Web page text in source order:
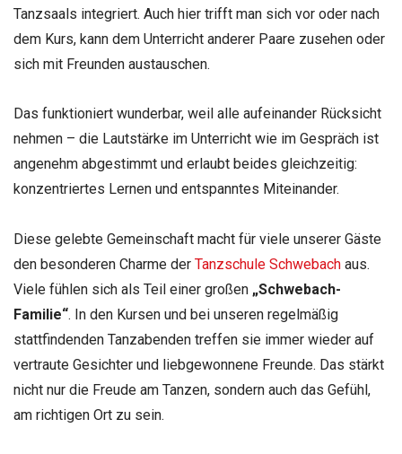
Tanzsaals integriert. Auch hier trifft man sich vor oder nach
dem Kurs, kann dem Unterricht anderer Paare zusehen oder
sich mit Freunden austauschen.
Das funktioniert wunderbar, weil alle aufeinander Rücksicht
nehmen – die Lautstärke im Unterricht wie im Gespräch ist
angenehm abgestimmt und erlaubt beides gleichzeitig:
konzentriertes Lernen und entspanntes Miteinander.
Diese gelebte Gemeinschaft macht für viele unserer Gäste
den besonderen Charme der Tanzschule Schwebach aus.
Viele fühlen sich als Teil einer großen „Schwebach-
Familie“. In den Kursen und bei unseren regelmäßig
stattfindenden Tanzabenden treffen sie immer wieder auf
vertraute Gesichter und liebgewonnene Freunde. Das stärkt
nicht nur die Freude am Tanzen, sondern auch das Gefühl,
am richtigen Ort zu sein.